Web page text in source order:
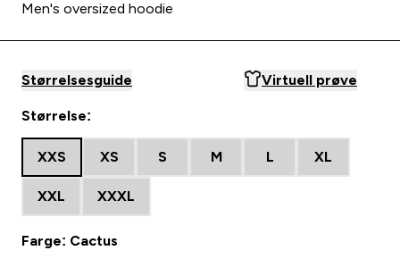
Men's oversized hoodie
Størrelsesguide Virtuell prøve
Størrelse:
XXS XS S M L XL
XXL XXXL
Farge: Cactus